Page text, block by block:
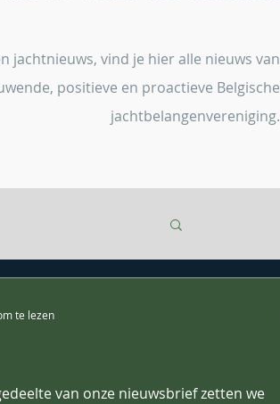
jachtnieuws, vind je hier alle nieuws van
positieve en proactieve Belgische
jachtbelangenvereniging.
van onze nieuwsbrief zetten we
te lezen